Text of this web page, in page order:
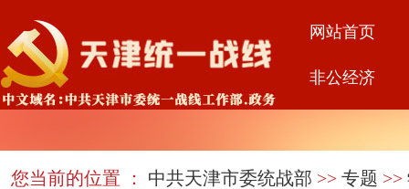
网站首页
非公经济
您当前的位置 ： 中共天津市委统战部 >> 专题 >>